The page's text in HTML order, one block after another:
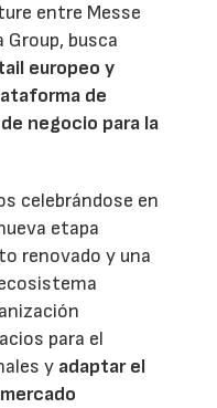
entre Messe
Group, busca
europeo y
de
negocio para la
celebrándose en
etapa
renovado y una
para el
y adaptar el